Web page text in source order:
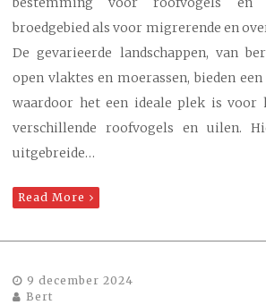
broedgebied als voor migrerende en
De gevarieerde landschappen, van
open vlaktes en moerassen, bieden
waardoor het een ideale plek is voor
verschillende roofvogels en uilen.
uitgebreide…
Read More
9 december 2024
Bert